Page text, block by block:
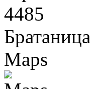
4485
Братаница
Maps